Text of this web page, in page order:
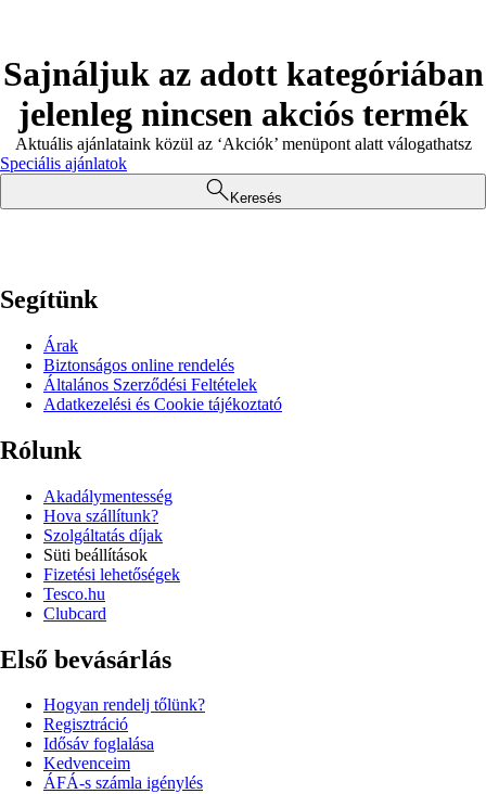
Sajnáljuk az adott kategóriában
jelenleg nincsen akciós termék
Aktuális ajánlataink közül az ‘Akciók’ menüpont alatt válogathatsz
Speciális ajánlatok
Keresés
Segítünk
Árak
Biztonságos online rendelés
Általános Szerződési Feltételek
Adatkezelési és Cookie tájékoztató
Rólunk
Akadálymentesség
Hova szállítunk?
Szolgáltatás díjak
Süti beállítások
Fizetési lehetőségek
Tesco.hu
Clubcard
Első bevásárlás
Hogyan rendelj tőlünk?
Regisztráció
Idősáv foglalása
Kedvenceim
ÁFÁ-s számla igénylés